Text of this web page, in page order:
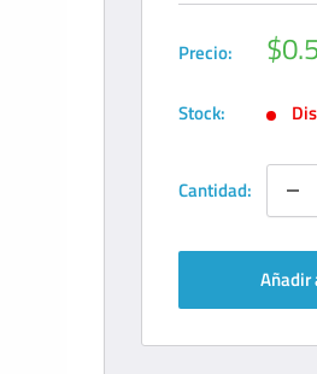
Precio:
de
Stock:
Cantidad:
Añadir